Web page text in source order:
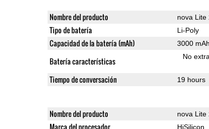
Nombre del producto nova Lite
Tipo de batería Li-Poly
Capacidad de la batería (mAh) 3000 mAh
Batería características No
Tiempo de conversación 19 hours
Nombre del producto nova Lite
Marca del procesador HiSilicon